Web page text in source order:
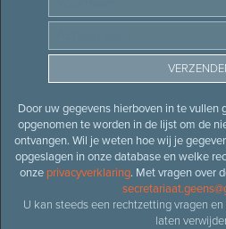
Door uw gegevens hierboven in te
opgenomen te worden in de lijst om de
ontvangen. Wil je weten hoe wij je
opgeslagen in onze database en welke
onze privacyverklaring. Met vragen over
U kan steeds een rechtzetting vragen
laten